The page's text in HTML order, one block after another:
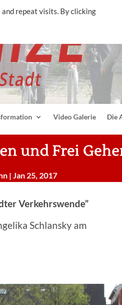
Video Galerie Die
und Frei
| Jan 25, 2017
Verkehrswende”
Schlansky am
repeat visits. By clicking